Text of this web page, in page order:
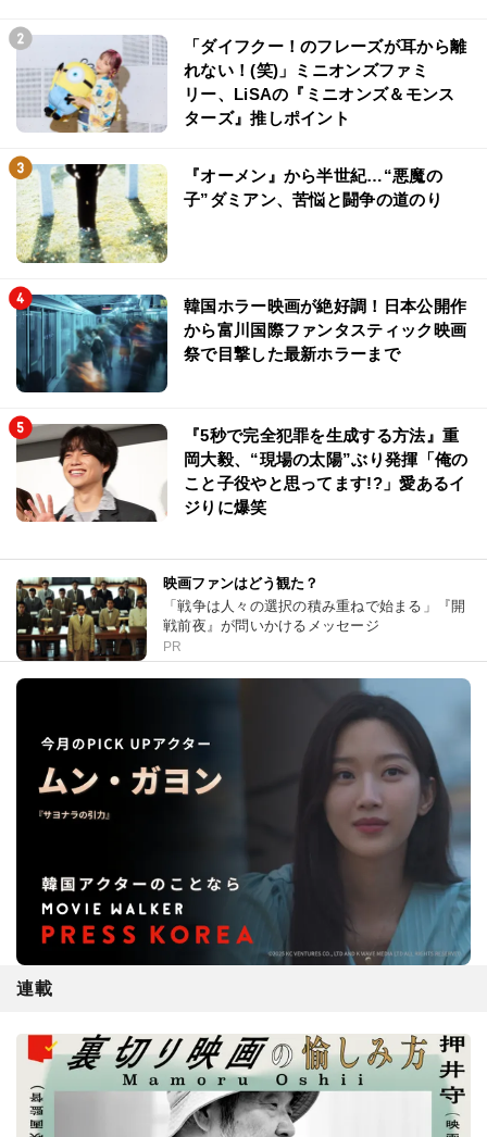
「ダイフクー！のフレーズが耳から離
れない！(笑)」ミニオンズファミ
リー、LiSAの『ミニオンズ＆モンス
ターズ』推しポイント
『オーメン』から半世紀…“悪魔の
子”ダミアン、苦悩と闘争の道のり
韓国ホラー映画が絶好調！日本公開作
から富川国際ファンタスティック映画
祭で目撃した最新ホラーまで
『5秒で完全犯罪を生成する方法』重
岡大毅、“現場の太陽”ぶり発揮「俺の
こと子役やと思ってます!?」愛あるイ
ジりに爆笑
映画ファンはどう観た？
「戦争は人々の選択の積み重ねで始まる」『開
戦前夜』が問いかけるメッセージ
PR
連載